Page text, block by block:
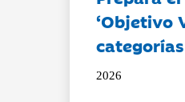
‘Objetivo
categorías
2026